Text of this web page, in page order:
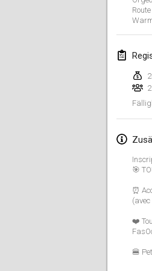
🎯
⏰
❤️
🍔